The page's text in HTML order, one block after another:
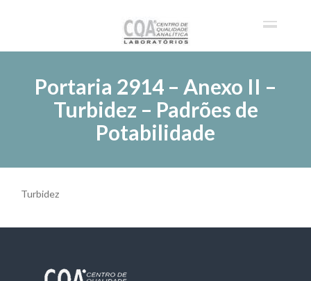
Portaria 2914 – Anexo II –
Turbidez – Padrões de
Potabilidade
Turbidez